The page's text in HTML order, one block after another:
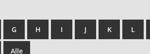
G H I J K L
Alle